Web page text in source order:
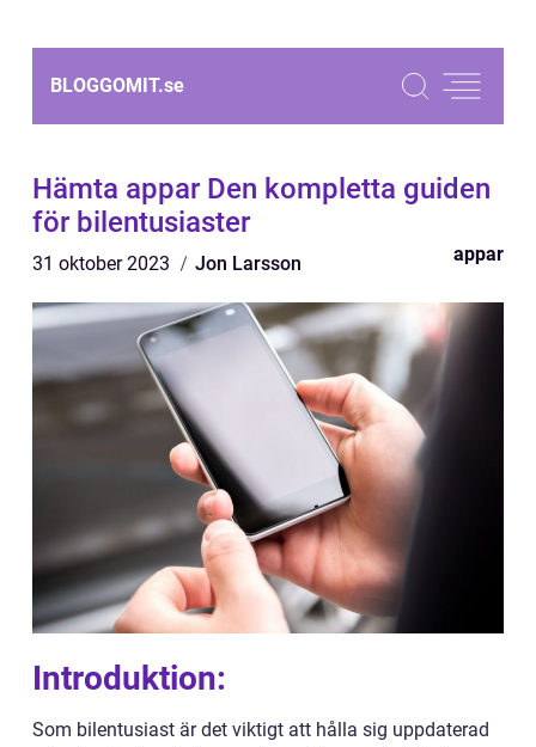
BLOGGOMIT.se
Hämta appar Den kompletta guiden
för bilentusiaster
31 oktober 2023 Jon Larsson appar
Introduktion:
Som bilentusiast är det viktigt att hålla sig uppdaterad